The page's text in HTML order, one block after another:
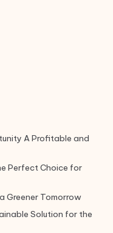
A Profitable and
Perfect Choice for
Greener Tomorrow
Solution for the